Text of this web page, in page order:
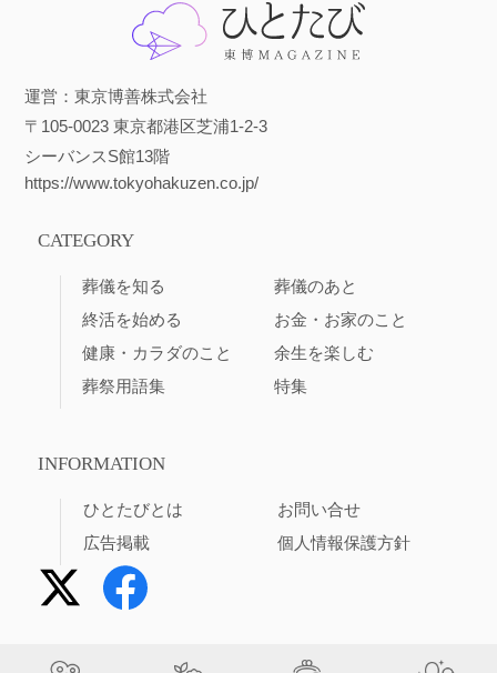
運営：東京博善株式会社
〒105-0023 東京都港区芝浦1-2-3
シーバンスS館13階
https://www.tokyohakuzen.co.jp/
CATEGORY
葬儀を知る
葬儀のあと
終活を始める
お金・お家のこと
健康・カラダのこと
余生を楽しむ
葬祭用語集
特集
INFORMATION
ひとたびとは
お問い合せ
広告掲載
個人情報保護方針